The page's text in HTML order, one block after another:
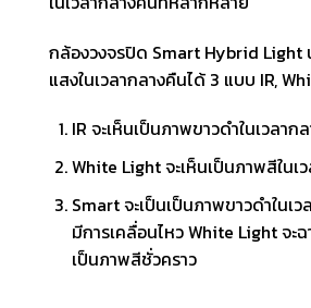
กล้องวงจรปิด Smart Hybrid Light
แสงในเวลากลางคืนได้ 3 แบบ IR,
IR จะเห็นเป็นภาพขาวดำในเวลาก
White Light จะเห็นเป็นภาพสีในเ
Smart จะเป็นเป็นภาพขาวดำในเ
มีการเคลื่อนไหว White Light จะ
เป็นภาพสีชั่วคราว